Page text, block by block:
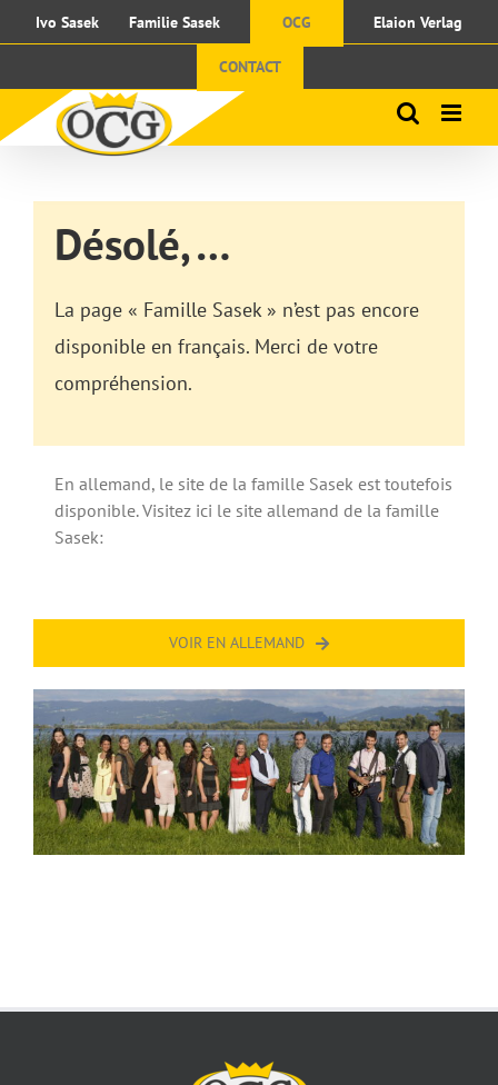
Passer
au
Ivo Sasek Familie Sasek OCG Elaion Verlag
CONTACT
Désolé, …
La page « Famille Sasek » n’est pas encore
disponible en français. Merci de votre
compréhension.
En allemand, le site de la famille Sasek est toutefois
disponible. Visitez ici le site allemand de la famille
Sasek:
VOIR EN ALLEMAND